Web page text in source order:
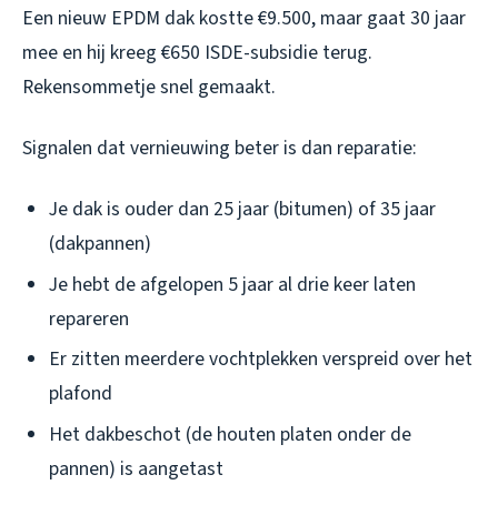
Een nieuw EPDM dak kostte €9.500, maar gaat 30 jaar
mee en hij kreeg €650 ISDE-subsidie terug.
Rekensommetje snel gemaakt.
Signalen dat vernieuwing beter is dan reparatie:
Je dak is ouder dan 25 jaar (bitumen) of 35 jaar
(dakpannen)
Je hebt de afgelopen 5 jaar al drie keer laten
repareren
Er zitten meerdere vochtplekken verspreid over het
plafond
Het dakbeschot (de houten platen onder de
pannen) is aangetast